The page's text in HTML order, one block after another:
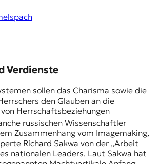
Verdienste
sollen das Charisma sowie die
den Glauben an die
Herrschaftsbeziehungen
russischen Wissenschaftler
Zusammenhang vom Imagemaking,
Richard Sakwa von der „Arbeit
nationalen Leaders. Laut Sakwa hat